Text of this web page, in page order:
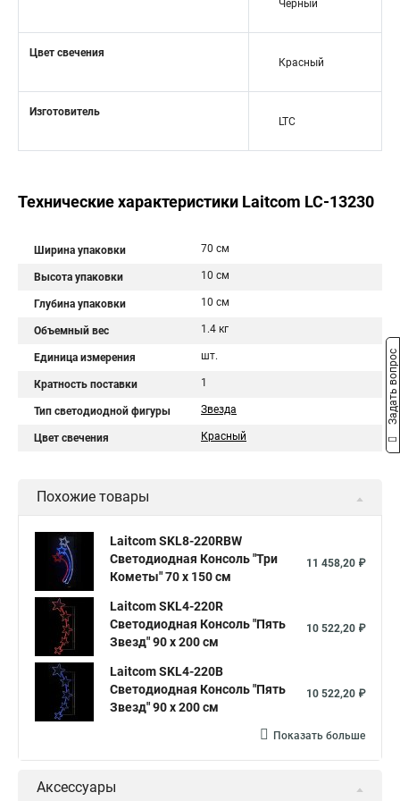
Черный
Цвет свечения
Красный
Изготовитель
LTC
Технические характеристики Laitcom LC-13230
Ширина упаковки 70 см
Высота упаковки 10 см
Глубина упаковки 10 см
Объемный вес 1.4 кг
Единица измерения шт.
Кратность поставки 1
Тип светодиодной фигуры Звезда
Цвет свечения Красный
Похожие товары
Laitcom SKL8-220RBW
Светодиодная Консоль "Три
Кометы" 70 x 150 см
11 458,20 ₽
Laitcom SKL4-220R
Светодиодная Консоль "Пять
Звезд" 90 x 200 см
10 522,20 ₽
Laitcom SKL4-220B
Светодиодная Консоль "Пять
Звезд" 90 x 200 см
10 522,20 ₽
Показать больше
Аксессуары
Задать вопрос